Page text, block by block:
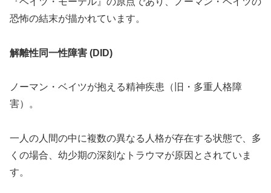
恐怖の結末が描かれています。
解離性同一性障害 (DID)
ノーマン・ベイツが抱える精神疾患（旧・多重人格障
害）。
一人の人間の中に複数の異なる人格が存在する状態で、多
くの場合、幼少期の深刻なトラウマが原因とされていま
す。